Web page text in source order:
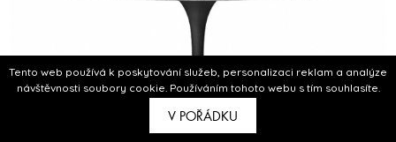
Tento web používá k poskytování služeb, personalizaci reklam a analýze
návštěvnosti soubory cookie. Používáním tohoto webu s tím souhlasíte.
V POŘÁDKU